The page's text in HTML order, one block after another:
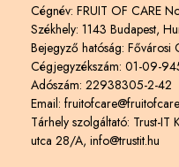
Cégnév: FRUIT OF CARE
Székhely: 1143 Budapest,
Bejegyző hatóság: Fővárosi
Cégjegyzékszám: 01-09-
Adószám: 22938305-2-42
Email:
Tárhely szolgáltató: Trust-IT
utca 28/A, info@trustit.hu